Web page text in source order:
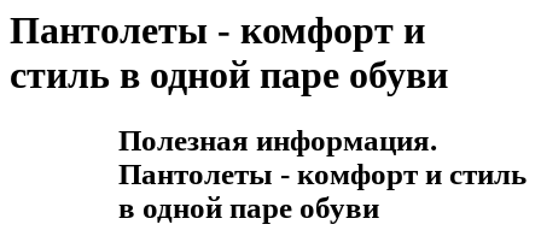
Пантолеты - комфорт и
стиль в одной паре обуви
Полезная информация.
Пантолеты - комфорт и стиль
в одной паре обуви